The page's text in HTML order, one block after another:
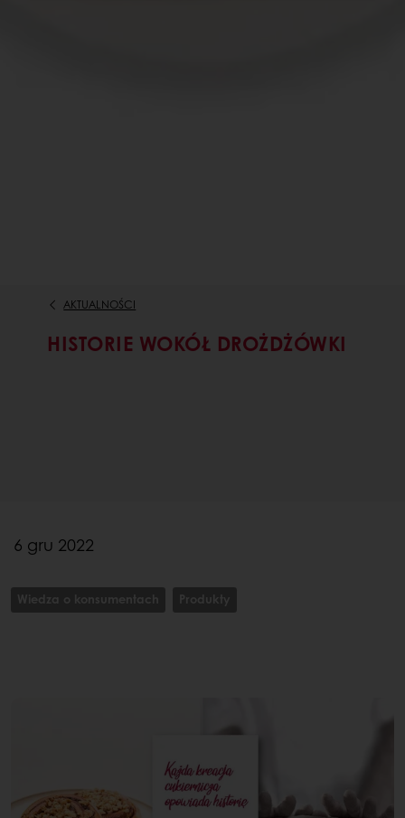
AKTUALNOŚCI
HISTORIE WOKÓŁ DROŻDŻÓWKI
6 gru 2022
Wiedza o konsumentach Produkty